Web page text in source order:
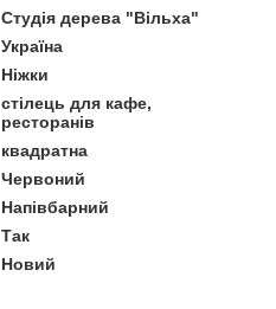
Студія дерева "Вільха"
Україна
Ніжки
стілець для кафе,
ресторанів
квадратна
Червоний
Напівбарний
Так
Новий